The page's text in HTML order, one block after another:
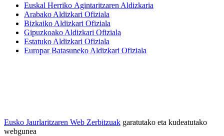
Euskal Herriko Agintaritzaren Aldizkaria
Arabako Aldizkari Ofiziala
Bizkaiko Aldizkari Ofiziala
Gipuzkoako Aldizkari Ofiziala
Estatuko Aldizkari Ofiziala
Europar Batasuneko Aldizkari Ofiziala
Eusko Jaurlaritzaren Web Zerbitzuak garatutako eta kudeatutako
webgunea